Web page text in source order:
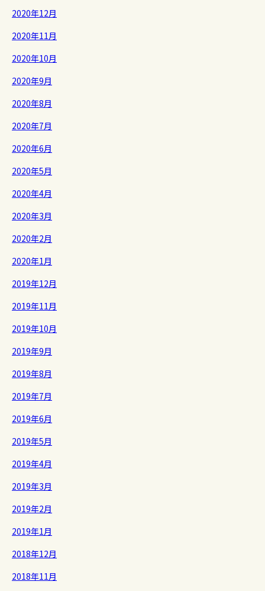
2020年12月
2020年11月
2020年10月
2020年9月
2020年8月
2020年7月
2020年6月
2020年5月
2020年4月
2020年3月
2020年2月
2020年1月
2019年12月
2019年11月
2019年10月
2019年9月
2019年8月
2019年7月
2019年6月
2019年5月
2019年4月
2019年3月
2019年2月
2019年1月
2018年12月
2018年11月